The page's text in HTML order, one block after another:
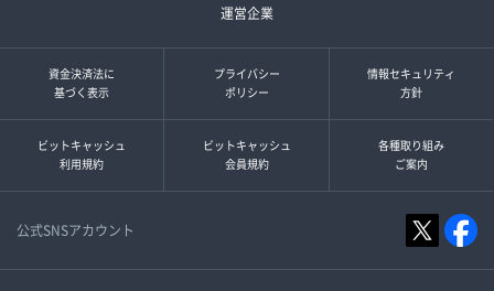
運営企業
資金決済法に
基づく表示
プライバシー
ポリシー
情報セキュリティ
方針
ビットキャッシュ
利用規約
ビットキャッシュ
会員規約
各種取り組み
ご案内
公式SNSアカウント